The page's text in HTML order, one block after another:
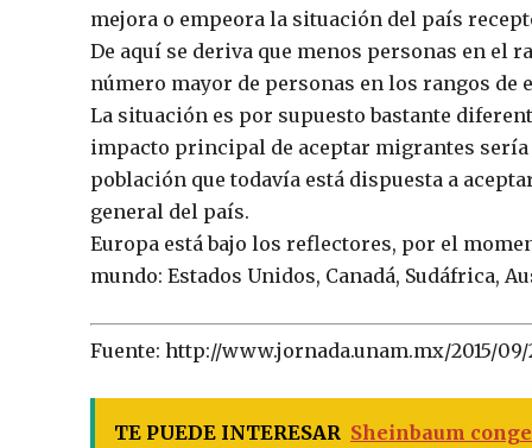
mejora o empeora la situación del país
De aquí se deriva que menos personas en el
número mayor de personas en los rangos de
La situación es por supuesto bastante
impacto principal de aceptar migrantes
población que todavía está dispuesta a
general del país.
Europa está bajo los reflectores, por el
mundo: Estados Unidos, Canadá, Sudáfrica,
Fuente: http://www.jornada.unam.mx/2015/
TE PUEDE INTERESAR Sheinbaum